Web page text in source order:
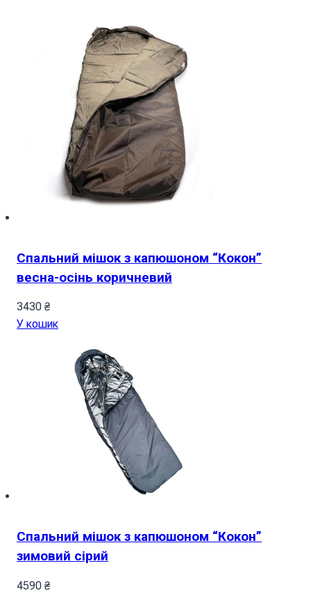
Спальний мішок з капюшоном “Кокон”
весна-осінь коричневий
3430 ₴
У кошик
Спальний мішок з капюшоном “Кокон”
зимовий сірий
4590 ₴